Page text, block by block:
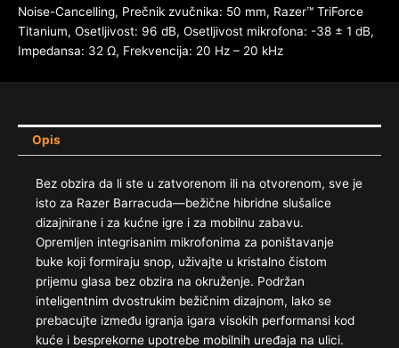
Noise-Cancelling, Prečnik zvučnika: 50 mm, Razer™ TriForce
Titanium, Osetljivost: 96 dB, Osetljivost mikrofona: -38 ± 1 dB,
Impedansa: 32 Ω, Frekvencija: 20 Hz – 20 kHz
Opis
Bez obzira da li ste u zatvorenom ili na otvorenom, sve je
isto za Razer Barracuda—bežične hibridne slušalice
dizajnirane i za kućne igre i za mobilnu zabavu.
Opremljen integrisanim mikrofonima za poništavanje
buke koji formiraju snop, uživajte u kristalno čistom
prijemu glasa bez obzira na okruženje. Podržan
inteligentnim dvostrukim bežičnim dizajnom, lako se
prebacujte između igranja igara visokih performansi kod
kuće i besprekorne upotrebe mobilnih uređaja na ulici.